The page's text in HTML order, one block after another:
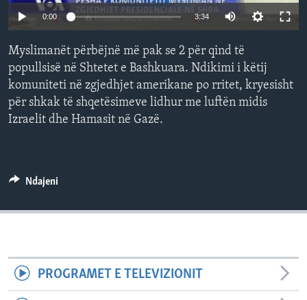
INTERVISTA
DITARI
0:00 3:34
Myslimanët përbëjnë më pak se 2 për qind të
popullsisë në Shtetet e Bashkuara. Ndikimi i këtij
komuniteti në zgjedhjet amerikane po rritet, kryesisht
për shkak të shqetësimeve lidhur me luftën midis
Izraelit dhe Hamasit në Gazë.
Ndajeni
PROGRAMET E TELEVIZIONIT